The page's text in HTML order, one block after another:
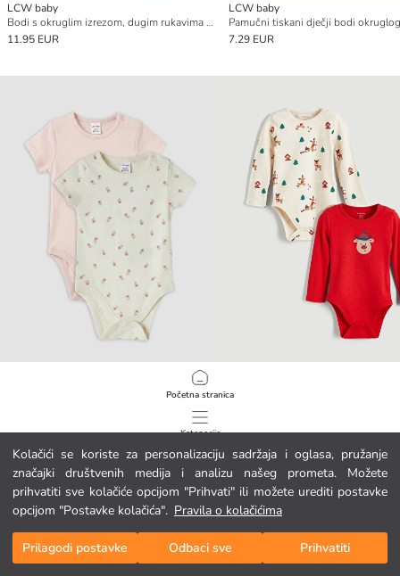
Kolačići se koriste za personalizaciju sadržaja i oglasa, pružanje
značajki društvenih medija i analizu našeg prometa. Možete
prihvatiti sve kolačiće opcijom "Prihvati" ili možete urediti postavke
opcijom "Postavke kolačića". Pravila o kolačićima
Prilagodi postavke Odbaci sve Prihvatiti
Početna stranica
Kategorije
Moja košarica
LCW baby
Bodi s okruglim izrezom, dugim rukavima i tiskom za bebe djevojčice na kopčanje, pakiranje od 2 komada
11.95 EUR
LCW baby
7.29 EUR
Bodi s okruglim izrezom s tiskom za bebe djevojčice na kopčanje, pakiranje od 2 komada
Podrška
Prati narudžbu
Kontaktni obrazac